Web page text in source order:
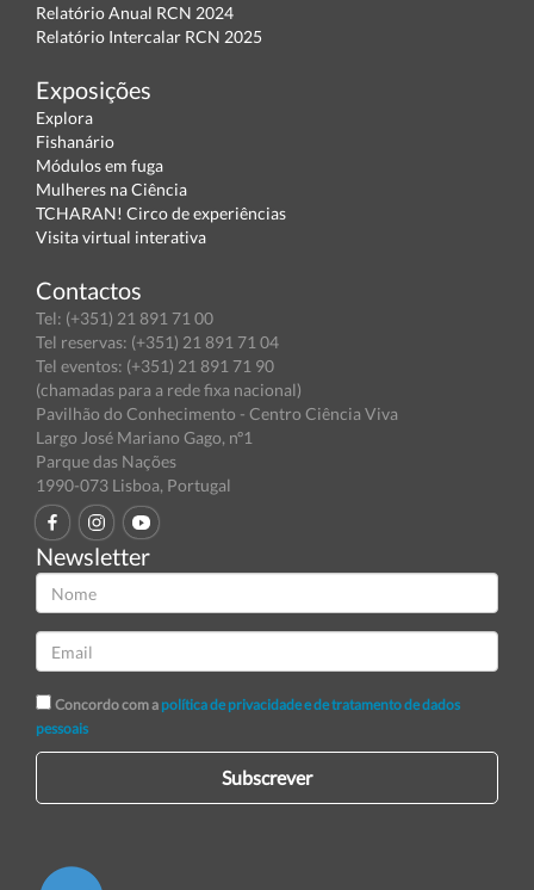
Relatório Anual RCN 2024
Relatório Intercalar RCN 2025
Exposições
Explora
Fishanário
Módulos em fuga
Mulheres na Ciência
TCHARAN! Circo de experiências
Visita virtual interativa
Contactos
Tel: (+351) 21 891 71 00
Tel reservas: (+351) 21 891 71 04
Tel eventos: (+351) 21 891 71 90
(chamadas para a rede fixa nacional)
Pavilhão do Conhecimento - Centro Ciência Viva
Largo José Mariano Gago, nº1
Parque das Nações
1990-073 Lisboa, Portugal
Newsletter
Concordo com a política de privacidade e de tratamento de dados
pessoais
Subscrever